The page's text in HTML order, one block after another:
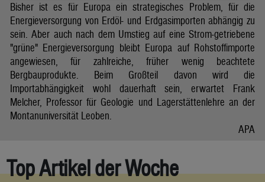
Bisher ist es für Europa ein strategisches Problem, für die
Energieversorgung von Erdöl- und Erdgasimporten abhängig zu
sein. Aber auch nach dem Umstieg auf eine Strom-getriebene
"grüne" Energieversorgung bleibt Europa auf Rohstoffimporte
angewiesen, für zahlreiche, früher wenig beachtete
Bergbauprodukte. Beim Großteil davon wird die
Importabhängigkeit wohl dauerhaft sein, erwartet Frank
Melcher, Professor für Geologie und Lagerstättenlehre an der
Montanuniversität Leoben.
APA
Top Artikel der Woche